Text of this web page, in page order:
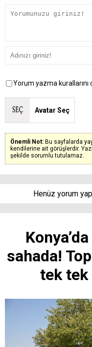
Yorum yazma
Avatar Seç
Önemli Not: Bu sayfalarda
kendilerine ait görüşlerdir.
şekilde sorumlu tutulamaz.
Henüz yorum
sahada!
tek tek